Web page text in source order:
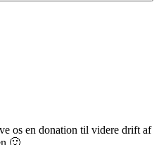
os en donation til videre drift af
🙂